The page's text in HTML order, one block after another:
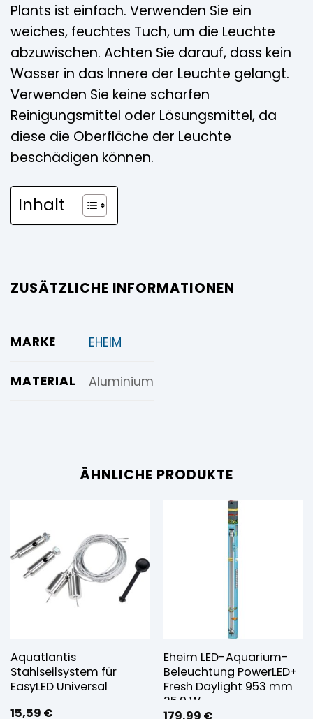
Plants ist einfach. Verwenden Sie ein
weiches, feuchtes Tuch, um die Leuchte
abzuwischen. Achten Sie darauf, dass kein
Wasser in das Innere der Leuchte gelangt.
Verwenden Sie keine scharfen
Reinigungsmittel oder Lösungsmittel, da
diese die Oberfläche der Leuchte
beschädigen können.
Inhalt
ZUSÄTZLICHE INFORMATIONEN
MARKE EHEIM
MATERIAL Aluminium
ÄHNLICHE PRODUKTE
Aquatlantis
Stahlseilsystem für
EasyLED Universal
15,59 €
Eheim LED-Aquarium-
Beleuchtung PowerLED+
Fresh Daylight 953 mm
25,9 W
179,99 €